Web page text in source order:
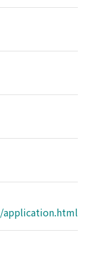
application.html